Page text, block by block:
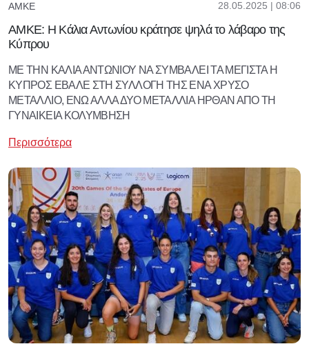
ΑΜΚΕ 28.05.2025 | 08:06
ΑΜΚΕ: Η Κάλια Αντωνίου κράτησε ψηλά το λάβαρο της
Κύπρου
ΜΕ ΤΗΝ ΚΑΛΙΑ ΑΝΤΩΝΙΟΥ ΝΑ ΣΥΜΒΑΛΕΙ ΤΑ ΜΕΓΙΣΤΑ Η
ΚΥΠΡΟΣ ΕΒΑΛΕ ΣΤΗ ΣΥΛΛΟΓΗ ΤΗΣ ΕΝΑ ΧΡΥΣΟ
ΜΕΤΑΛΛΙΟ, ΕΝΩ ΑΛΛΑ ΔΥΟ ΜΕΤΑΛΛΙΑ ΗΡΘΑΝ ΑΠΟ ΤΗ
ΓΥΝΑΙΚΕΙΑ ΚΟΛΥΜΒΗΣΗ
Περισσότερα